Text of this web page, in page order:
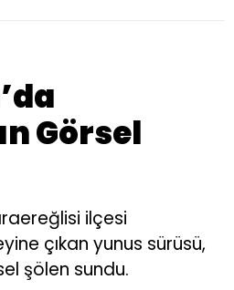
Görsel
ilçesi
çıkan yunus sürüsü,
şölen sundu.